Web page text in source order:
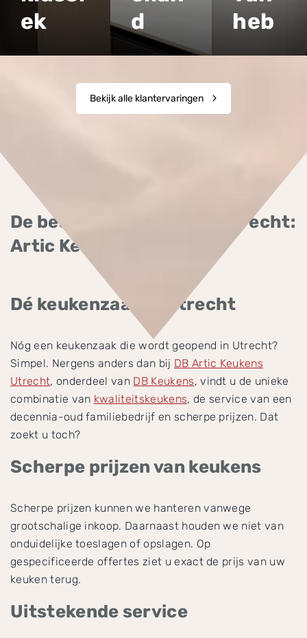
ek
d
heb
Bekijk alle klantervaringen
De beste keukenzaak in Utrecht:
Artic Keukens!
Dé keukenzaak in Utrecht
Nóg een keukenzaak die wordt geopend in Utrecht?
Simpel. Nergens anders dan bij DB Artic Keukens
Utrecht, onderdeel van DB Keukens, vindt u de unieke
combinatie van kwaliteitskeukens, de service van een
decennia-oud familiebedrijf en scherpe prijzen. Dat
zoekt u toch?
Scherpe prijzen van keukens
Scherpe prijzen kunnen we hanteren vanwege
grootschalige inkoop. Daarnaast houden we niet van
onduidelijke toeslagen of opslagen. Op
gespecificeerde offertes ziet u exact de prijs van uw
keuken terug.
Uitstekende service